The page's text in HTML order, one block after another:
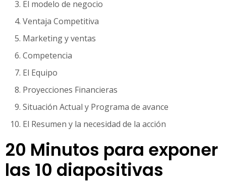
El modelo de negocio
Ventaja Competitiva
Marketing y ventas
Competencia
El Equipo
Proyecciones Financieras
Situación Actual y Programa de avance
El Resumen y la necesidad de la acción
20 Minutos para exponer
las 10 diapositivas